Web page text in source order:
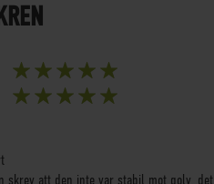
100%
skrev att den inte var stabil mot golv,